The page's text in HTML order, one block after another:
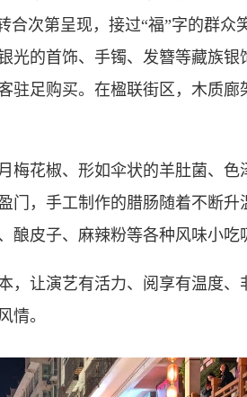
次第呈现，接过“福”字的群众
的首饰、手镯、发簪等藏族
足购买。在楹联街区，木质廊
花椒、形如伞状的羊肚菌、色
，手工制作的腊肠随着不断升
皮子、麻辣粉等各种风味小吃
让演艺有活力、阅享有温度、
情。